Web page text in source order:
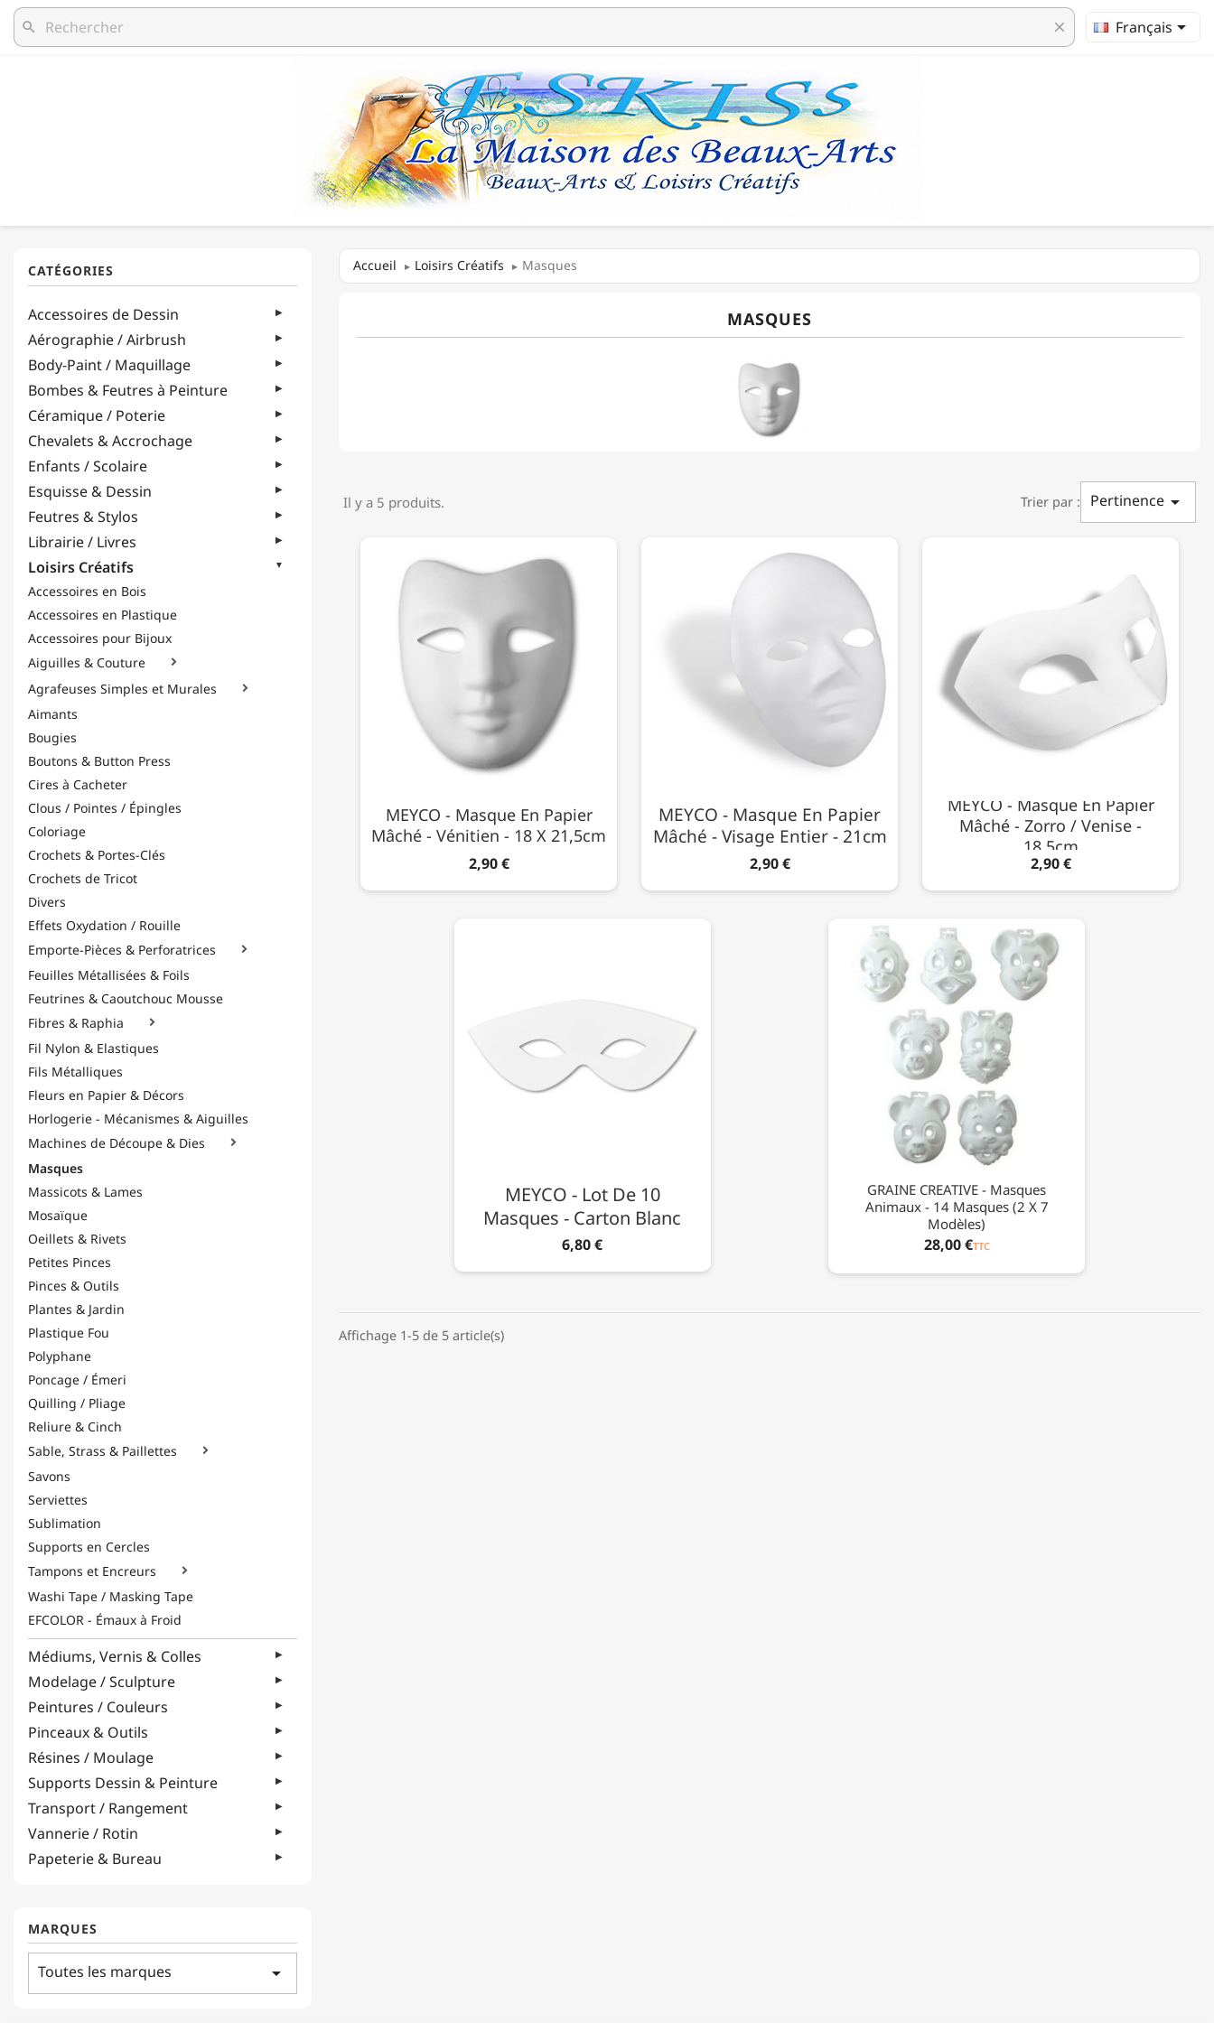
search clear Français
Accessoires de Dessin
Aérographie / Airbrush
Body-Paint / Maquillage
Bombes & Feutres à Peinture
Céramique / Poterie
Chevalets & Accrochage
Enfants / Scolaire
Esquisse & Dessin
Feutres & Stylos
Librairie / Livres
Loisirs Créatifs
Accessoires en Bois
Accessoires en Plastique
Accessoires pour Bijoux
Aiguilles & Couture

Agrafeuses Simples et Murales 
Aimants
Bougies
Boutons & Button Press
Cires à Cacheter
Clous / Pointes / Épingles
Coloriage
Crochets & Portes-Clés
Crochets de Tricot
Divers
Effets Oxydation / Rouille
Emporte-Pièces & Perforatrices

Feuilles Métallisées & Foils
Feutrines & Caoutchouc Mousse
Fibres & Raphia

Fil Nylon & Elastiques
Fils Métalliques
Fleurs en Papier & Décors
Horlogerie - Mécanismes & Aiguilles
Machines de Découpe & Dies

Masques
Massicots & Lames
Mosaïque
Oeillets & Rivets
Petites Pinces
Pinces & Outils
Plantes & Jardin
Plastique Fou
Polyphane
Poncage / Émeri
Quilling / Pliage
Reliure & Cinch
Sable, Strass & Paillettes

Savons
Serviettes
Sublimation
Supports en Cercles
Tampons et Encreurs

Washi Tape / Masking Tape
EFCOLOR - Émaux à Froid
Médiums, Vernis & Colles
Modelage / Sculpture
Peintures / Couleurs
Pinceaux & Outils
Résines / Moulage
Supports Dessin & Peinture
Transport / Rangement
Vannerie / Rotin
Papeterie & Bureau
MARQUES
Toutes les marques arrow_drop_down
Accueil Loisirs Créatifs Masques
MASQUES
Il y a 5 produits. Trier par : Pertinence 
MEYCO - Masque En Papier
Mâché - Vénitien - 18 X 21,5cm
2,90 €
MEYCO - Masque En Papier
Mâché - Visage Entier - 21cm
2,90 €
MEYCO - Masque En Papier
Mâché - Zorro / Venise -
18,5cm
2,90 €
MEYCO - Lot De 10
Masques - Carton Blanc
6,80 €
GRAINE CREATIVE - Masques
Animaux - 14 Masques (2 X 7
Modèles)
28,00 €TTC
Affichage 1-5 de 5 article(s)